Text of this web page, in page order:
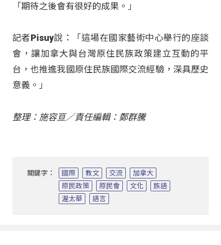
「期待之後會有很好的成果。」
記者Pisuy說：「這場在國家藝術中心舉行的座談
會，讓加拿大與台灣原住民族政策建立互動的平
台，也推進我國原住民族國際交流經驗，深具歷史
意義。」
整理：施容亘／責任編輯：鄭群騰
關鍵字： 國際 教文 交流
加拿大
原民政策
原民會 文化
族語
渥太華
語言